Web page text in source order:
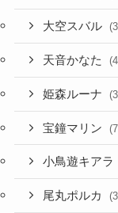
大空スバル
天音かなた
姫森ルーナ
宝鐘マリン
小鳥遊キアラ
尾丸ポルカ